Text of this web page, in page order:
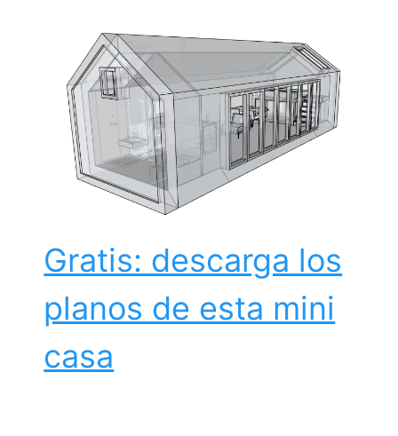
Gratis: descarga los
planos de esta mini
casa